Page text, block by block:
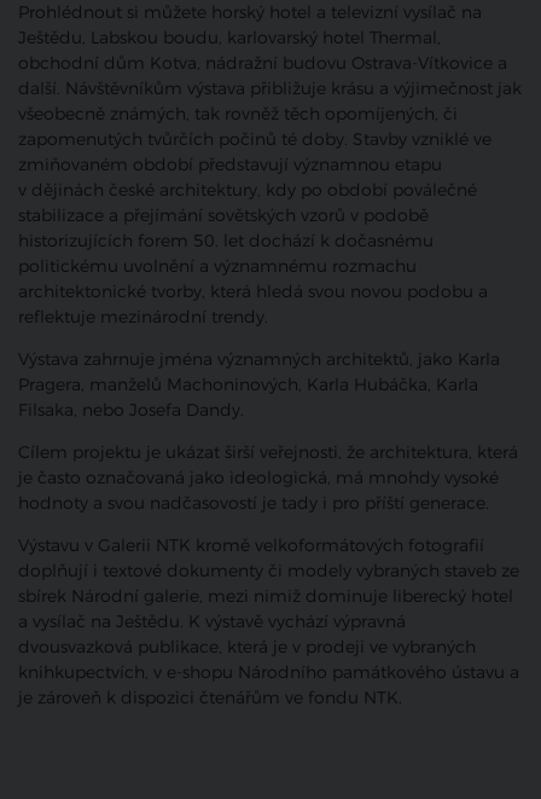
Prohlédnout si můžete horský hotel a televizní vysílač na
Ještědu, Labskou boudu, karlovarský hotel Thermal,
obchodní dům Kotva, nádražní budovu Ostrava-Vítkovice a
další. Návštěvníkům výstava přibližuje krásu a výjimečnost jak
všeobecně známých, tak rovněž těch opomíjených, či
zapomenutých tvůrčích počinů té doby. Stavby vzniklé ve
zmiňovaném období představují významnou etapu
v dějinách české architektury, kdy po období poválečné
stabilizace a přejímání sovětských vzorů v podobě
historizujících forem 50. let dochází k dočasnému
politickému uvolnění a významnému rozmachu
architektonické tvorby, která hledá svou novou podobu a
reflektuje mezinárodní trendy.
Výstava zahrnuje jména významných architektů, jako Karla
Pragera, manželů Machoninových, Karla Hubáčka, Karla
Filsaka, nebo Josefa Dandy.
Cílem projektu je ukázat širší veřejnosti, že architektura, která
je často označovaná jako ideologická, má mnohdy vysoké
hodnoty a svou nadčasovostí je tady i pro příští generace.
Výstavu v Galerii NTK kromě velkoformátových fotografií
doplňují i textové dokumenty či modely vybraných staveb ze
sbírek Národní galerie, mezi nimiž dominuje liberecký hotel
a vysílač na Ještědu. K výstavě vychází výpravná
dvousvazková publikace, která je v prodeji ve vybraných
knihkupectvích, v e-shopu Národního památkového ústavu a
je zároveň k dispozici čtenářům ve fondu NTK.